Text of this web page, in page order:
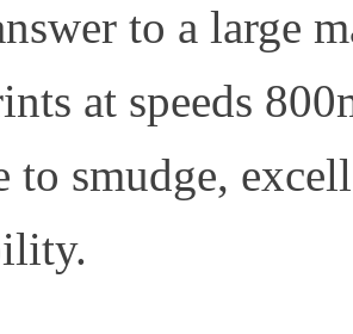
to a large
at speeds
to smudge,